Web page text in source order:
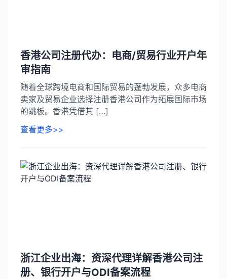
香港公司注册代办：电商/贸易行业开户年
审指南​
随着全球跨境电商和国际贸易的蓬勃发展，众多电商
卖家及贸易企业选择注册香港公司作为拓展国际市场
的跳板。香港凭借其 […]
查看更多>>
浙江企业出海：资深代理详解香港公司注
册、银行开户与ODI备案流程​